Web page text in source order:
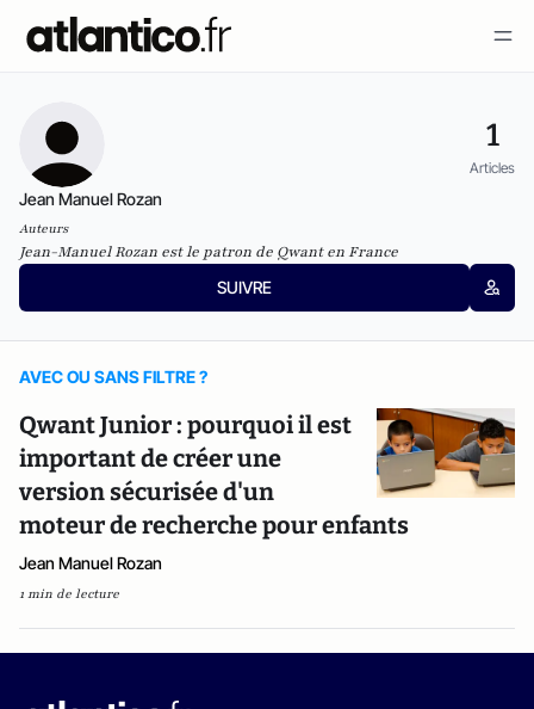
1
Articles
Jean Manuel Rozan
Auteurs
Jean-Manuel Rozan est le patron de Qwant en France
SUIVRE
AVEC OU SANS FILTRE ?
Qwant Junior : pourquoi il est
important de créer une
version sécurisée d'un
moteur de recherche pour enfants
Jean Manuel Rozan
1 min de lecture